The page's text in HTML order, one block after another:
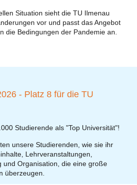
Situation sieht die TU Ilmenau
vor und passt das Angebot
die Bedingungen der Pandemie an.
- Platz 8 für die TU
Studierende als "Top Universität"!
unsere Studierenden, wie sie ihr
Lehrveranstaltungen,
und Organisation, die eine große
überzeugen.